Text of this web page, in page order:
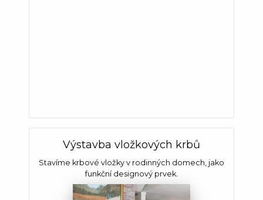
Výstavba vložkových krbů
Stavíme krbové vložky v rodinných domech, jako
funkční designový prvek.